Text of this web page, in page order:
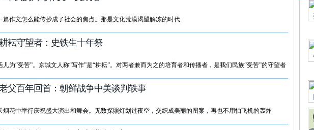
篇作文怎么能传抄成了社会的焦点。那是文化荒漠渴望解冻的时代
耘守望者：史铁生十年祭
儿为“受苦”。京城文人称“写作”是“耕耘”。对两者兼而为之的培育者和传播者，是我们民族“受苦”的守望者
父百年回首：朝鲜战争中美谈判轶事
烟花中举行庆祝盛大演出和舞会。无数探照灯划过夜空，交织成美丽的图案，再也不用怕飞机的轰炸